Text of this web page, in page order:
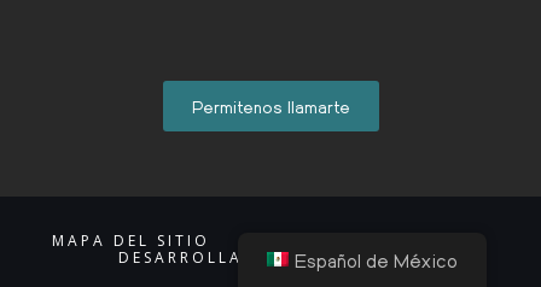
Permitenos llamarte
MAPA DEL SITIO
DESARROLLADO POR ACCIONTI
Español de México